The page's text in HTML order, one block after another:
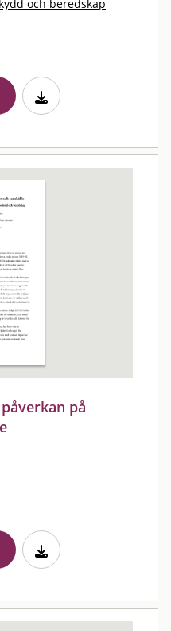
och beredskap
på